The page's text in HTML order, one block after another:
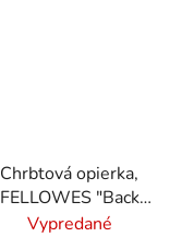
Chrbtová opierka,
FELLOWES "Back
Angel™"
Vypredané